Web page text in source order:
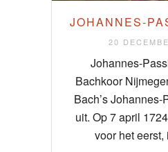
JOHANNES-
20
Johannes-
Bachkoor
Bach’s
uit. Op 7 april
voor het